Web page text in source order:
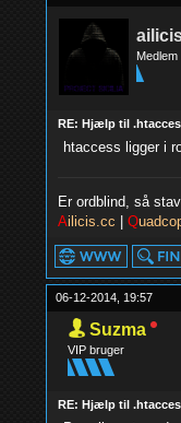
Medlem
RE: Hjælp til
htaccess ligger i
Er ordblind, så
Ailicis.cc Q
06-12-2014, 19:57
Suzma
VIP bruger
RE: Hjælp til